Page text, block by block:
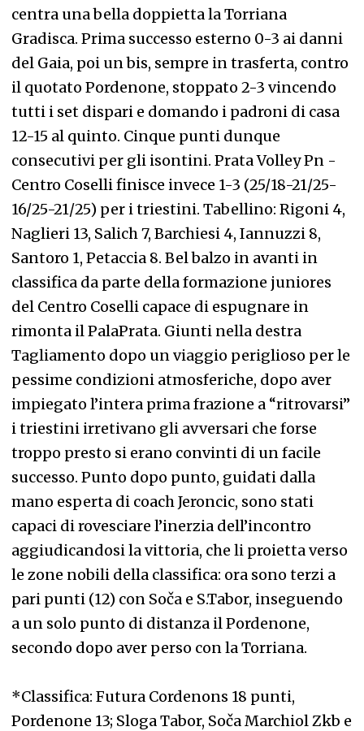
centra una bella doppietta la Torriana
Gradisca. Prima successo esterno 0-3 ai danni
del Gaia, poi un bis, sempre in trasferta, contro
il quotato Pordenone, stoppato 2-3 vincendo
tutti i set dispari e domando i padroni di casa
12-15 al quinto. Cinque punti dunque
consecutivi per gli isontini. Prata Volley Pn -
Centro Coselli finisce invece 1-3 (25/18-21/25-
16/25-21/25) per i triestini. Tabellino: Rigoni 4,
Naglieri 13, Salich 7, Barchiesi 4, Iannuzzi 8,
Santoro 1, Petaccia 8. Bel balzo in avanti in
classifica da parte della formazione juniores
del Centro Coselli capace di espugnare in
rimonta il PalaPrata. Giunti nella destra
Tagliamento dopo un viaggio periglioso per le
pessime condizioni atmosferiche, dopo aver
impiegato l’intera prima frazione a “ritrovarsi”
i triestini irretivano gli avversari che forse
troppo presto si erano convinti di un facile
successo. Punto dopo punto, guidati dalla
mano esperta di coach Jeroncic, sono stati
capaci di rovesciare l’inerzia dell’incontro
aggiudicandosi la vittoria, che li proietta verso
le zone nobili della classifica: ora sono terzi a
pari punti (12) con Soča e S.Tabor, inseguendo
a un solo punto di distanza il Pordenone,
secondo dopo aver perso con la Torriana.
*Classifica: Futura Cordenons 18 punti,
Pordenone 13; Sloga Tabor, Soča Marchiol Zkb e